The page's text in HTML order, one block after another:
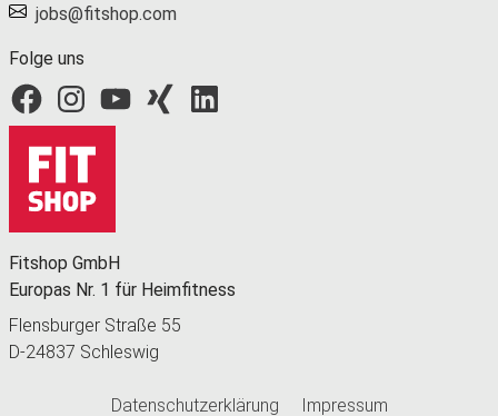
jobs@fitshop.com
Folge uns
Fitshop bei YouTube
Fitshop GmbH
Europas Nr. 1 für Heimfitness
Flensburger Straße 55
D-24837 Schleswig
Datenschutzerklärung Impressum